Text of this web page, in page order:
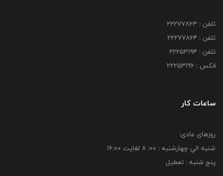
تلفن : 22277863
تلفن : 22277864
تلفن : 22253194
فکس : 22253196
ساعات کار
روزهای عادی:
شنبه الي چهارشنبه : 00: 8 لغايت 16:00
پنج شنبه : تعطیل